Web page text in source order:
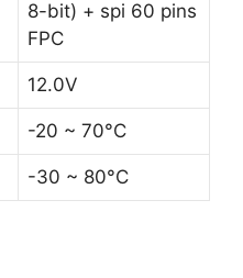
8-bit) + spi 60 pins
FPC
12.0V
-20 ~ 70°C
-30 ~ 80°C